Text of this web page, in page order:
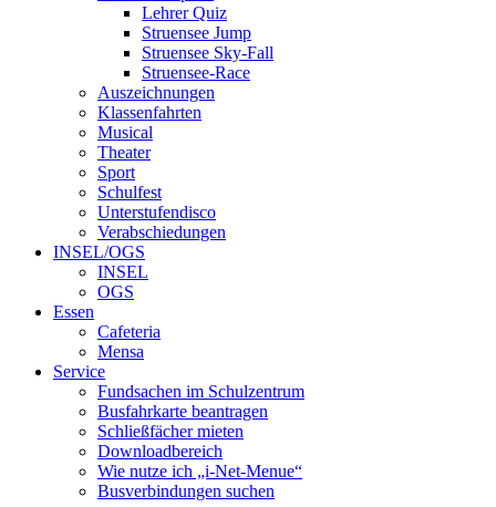
Lehrer Quiz
Struensee Jump
Struensee Sky-Fall
Struensee-Race
Auszeichnungen
Klassenfahrten
Musical
Theater
Sport
Schulfest
Unterstufendisco
Verabschiedungen
INSEL/OGS
INSEL
OGS
Essen
Cafeteria
Mensa
Service
Fundsachen im Schulzentrum
Busfahrkarte beantragen
Schließfächer mieten
Downloadbereich
Wie nutze ich „i-Net-Menue“
Busverbindungen suchen